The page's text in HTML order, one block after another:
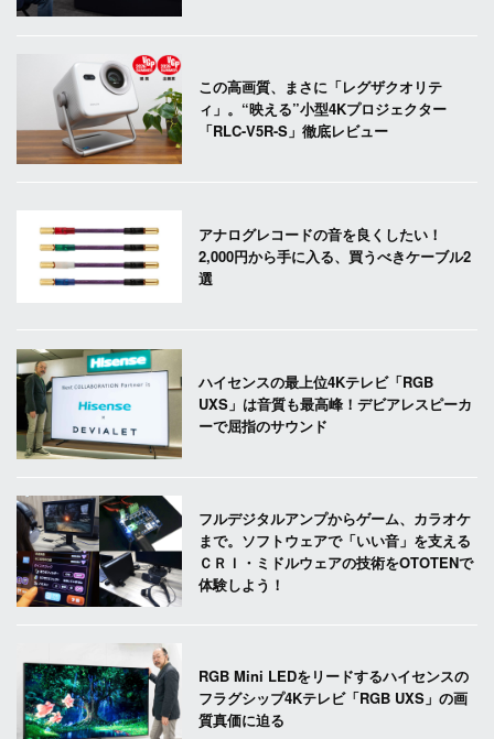
この高画質、まさに「レグザクオリテ
ィ」。“映える”小型4Kプロジェクター
「RLC-V5R-S」徹底レビュー
アナログレコードの音を良くしたい！
2,000円から手に入る、買うべきケーブル2
選
ハイセンスの最上位4Kテレビ「RGB
UXS」は音質も最高峰！デビアレスピーカ
ーで屈指のサウンド
フルデジタルアンプからゲーム、カラオケ
まで。ソフトウェアで「いい音」を支える
ＣＲＩ・ミドルウェアの技術をOTOTENで
体験しよう！
RGB Mini LEDをリードするハイセンスの
フラグシップ4Kテレビ「RGB UXS」の画
質真価に迫る